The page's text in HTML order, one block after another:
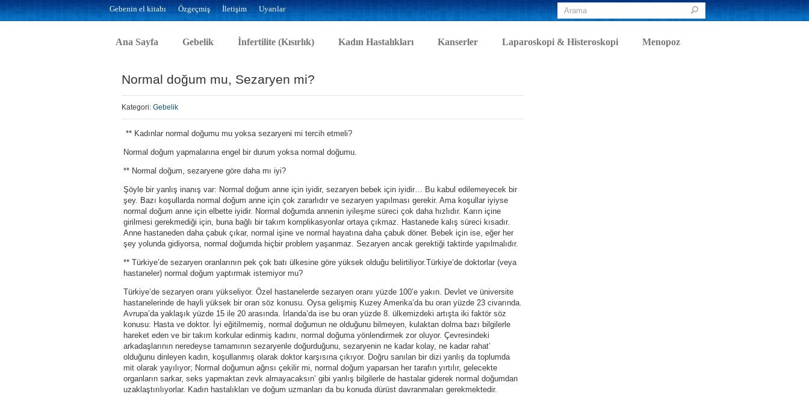
Gebenin el kitabı Özgeçmiş İletişim Uyarılar
Ana Sayfa Gebelik İnfertilite (Kısırlık) Kadın Hastalıkları Kanserler Laparoskopi & Histeroskopi Menopoz
Normal doğum mu, Sezaryen mi?
Kategori: Gebelik
** Kadınlar normal doğumu mu yoksa sezaryeni mi tercih etmeli?
Normal doğum yapmalarına engel bir durum yoksa normal doğumu.
** Normal doğum, sezaryene göre daha mı iyi?
Şöyle bir yanlış inanış var: Normal doğum anne için iyidir, sezaryen bebek için iyidir… Bu kabul edilemeyecek bir
şey. Bazı koşullarda normal doğum anne için çok zararlıdır ve sezaryen yapılması gerekir. Ama koşullar iyiyse
normal doğum anne için elbette iyidir. Normal doğumda annenin iyileşme süreci çok daha hızlıdır. Karın içine
girilmesi gerekmediği için, buna bağlı bir takım komplikasyonlar ortaya çıkmaz. Hastanede kalış süreci kısadır.
Anne hastaneden daha çabuk çıkar, normal işine ve normal hayatına daha çabuk döner. Bebek için ise, eğer her
şey yolunda gidiyorsa, normal doğumda hiçbir problem yaşanmaz. Sezaryen ancak gerektiği taktirde yapılmalıdır.
** Türkiye’de sezaryen oranlarının pek çok batı ülkesine göre yüksek olduğu belirtiliyor.Türkiye’de doktorlar (veya
hastaneler) normal doğum yaptırmak istemiyor mu?
Türkiye’de sezaryen oranı yükseliyor. Özel hastanelerde sezaryen oranı yüzde 100’e yakın. Devlet ve üniversite
hastanelerinde de hayli yüksek bir oran söz konusu. Oysa gelişmiş Kuzey Amerika’da bu oran yüzde 23 civarında.
Avrupa’da yaklaşık yüzde 15 ile 20 arasında. İrlanda’da ise bu oran yüzde 8. ülkemizdeki artışta iki faktör söz
konusu: Hasta ve doktor. İyi eğitilmemiş, normal doğumun ne olduğunu bilmeyen, kulaktan dolma bazı bilgilerle
hareket eden ve bir takım korkular edinmiş kadını, normal doğuma yönlendirmek zor oluyor. Çevresindeki
arkadaşlarının neredeyse tamamının sezaryenle doğurduğunu, sezaryenin ne kadar kolay, ne kadar rahat’
olduğunu dinleyen kadın, koşullanmış olarak doktor karşısına çıkıyor. Doğru sanılan bir dizi yanlış da toplumda
mit olarak yayılıyor; Normal doğumun ağrısı çekilir mi, normal doğum yaparsan her tarafın yırtılır, gelecekte
organların sarkar, seks yapmaktan zevk almayacaksın’ gibi yanlış bilgilerle de hastalar giderek normal doğumdan
uzaklaştırılıyorlar. Kadın hastalıkları ve doğum uzmanları da bu konuda dürüst davranmaları gerekmektedir.